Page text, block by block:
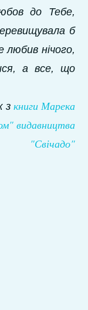
до Тебе,
б
любив нічого,
а все, що
з книги Марека
видавництва
"Свічадо"